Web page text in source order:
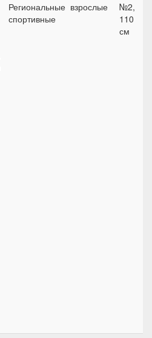
Региональные
спортивные
взрослые
№2,
110
см